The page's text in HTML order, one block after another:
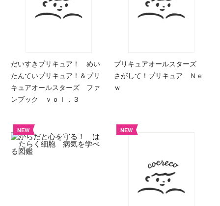
だいすきプリキュア！ めい
たんていプリキュア！＆プリ
キュアオールスターズ ファ
ンブック ｖｏｌ．３
プリキュアオールスターズ
さがして！プリキュア Ｎｅ
ｗ
NEW NEW